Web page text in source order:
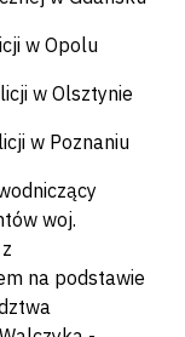
w Opolu
w Olsztynie
w Poznaniu
woj.
na podstawie